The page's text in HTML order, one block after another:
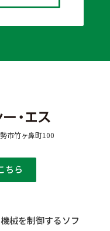
市竹ヶ鼻町100
ちら
械を制御するソフ